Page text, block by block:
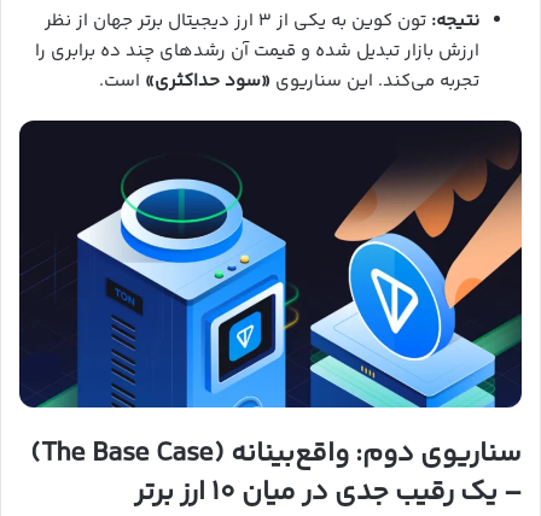
نتیجه:
تون کوین به یکی از ۳ ارز دیجیتال برتر جهان از نظر
ارزش بازار تبدیل شده و قیمت آن رشدهای چند ده برابری را
تجربه می‌کند. این سناریوی «سود حداکثری» است.
سناریوی دوم: واقع‌بینانه (The Base Case)
– یک رقیب جدی در میان ۱۰ ارز برتر